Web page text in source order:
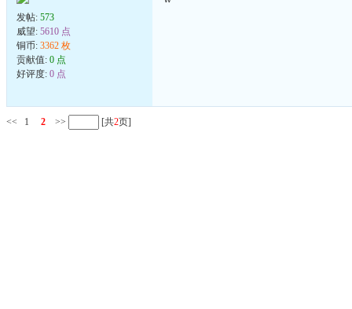
发帖: 573
威望: 5610 点
铜币: 3362 枚
贡献值: 0 点
好评度: 0 点
<< 1 2 >> [共2页]